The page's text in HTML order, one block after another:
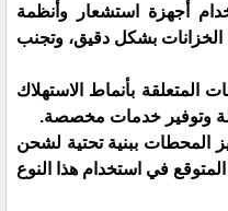
أجهزة استشعار وأنظمة
الخزانات بشكل دقيق، وتجنب
المتعلقة بأنماط الاستهلاك
وتوفير خدمات مخصصة.
المحطات ببنية تحتية لشحن
المتوقع في استخدام هذا النوع